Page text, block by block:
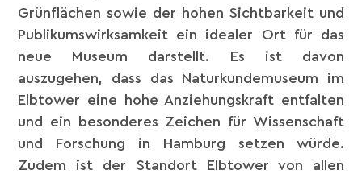
Grünflächen sowie der hohen Sichtbarkeit und
Publikumswirksamkeit ein idealer Ort für das
neue Museum darstellt. Es ist davon
auszugehen, dass das Naturkundemuseum im
Elbtower eine hohe Anziehungskraft entfalten
und ein besonderes Zeichen für Wissenschaft
und Forschung in Hamburg setzen würde.
Zudem ist der Standort Elbtower von allen